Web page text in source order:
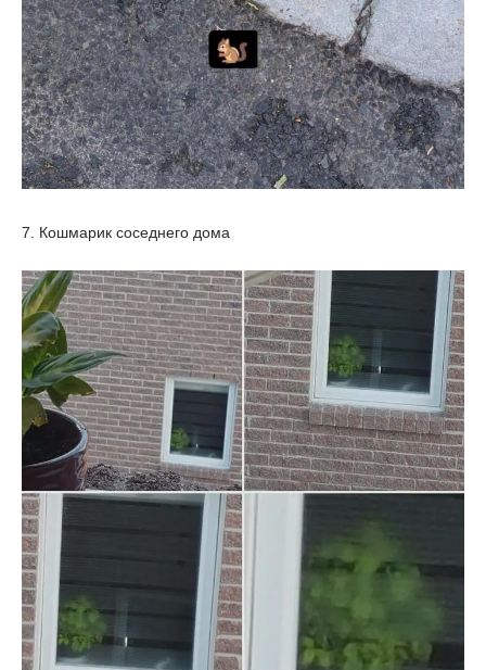
7. Кошмарик соседнего дома